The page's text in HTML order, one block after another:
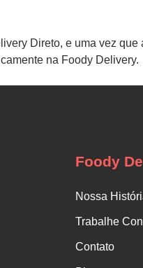
Direto, e uma vez
na Foody Delivery.
Foody
Nossa
Trabalhe
Contato